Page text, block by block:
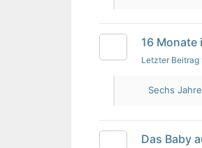
16
Letzter Beitrag
Sechs
Das Baby